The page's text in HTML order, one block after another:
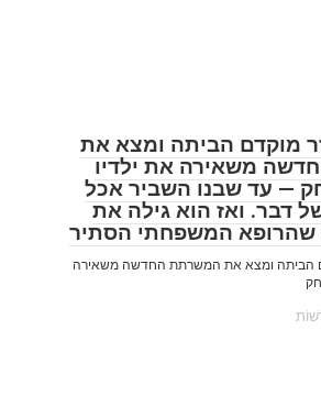
מוקדם הביתה ומצא את
משאירה את ילדיו
— עד שבנו השביר אכל
דבר. ואז הוא גילה את
שהרופא המשפחתי הסתיר
הביתה ומצא את המשרתת החדשה משאירה